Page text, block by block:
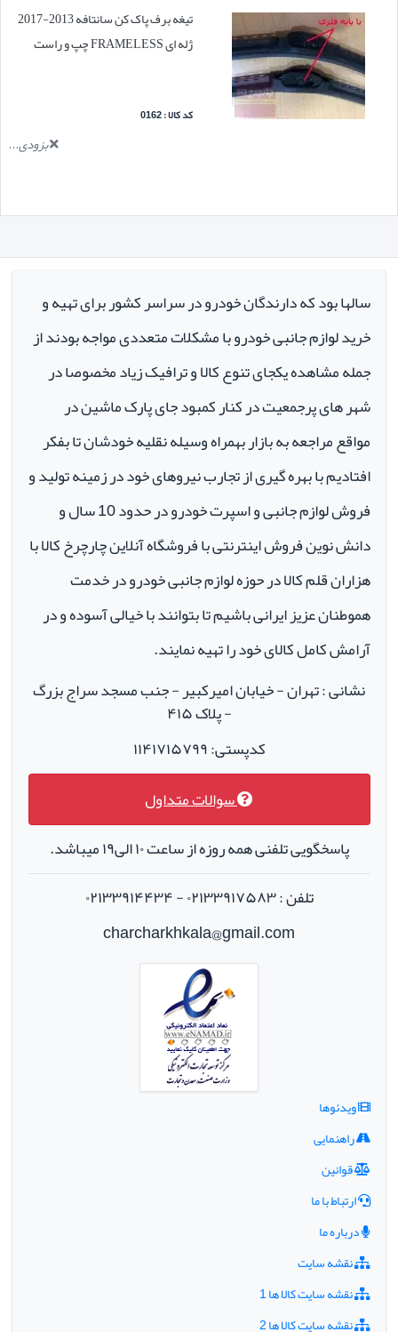
تیغه برف پاک کن سانتافه 2013-2017
ژله ای FRAMELESS چپ و راست
کد کالا : 0162
بزودی...
سالها بود که دارندگان خودرو در سراسر کشور برای تهیه و
خرید لوازم جانبی خودرو با مشکلات متعددی مواجه بودند از
جمله مشاهده یکجای تنوع کالا و ترافیک زیاد مخصوصا در
شهر های پرجمعیت در کنار کمبود جای پارک ماشین در
مواقع مراجعه به بازار بهمراه وسیله نقلیه خودشان تا بفکر
افتادیم با بهره گیری از تجارب نیروهای خود در زمینه تولید و
فروش لوازم جانبی و اسپرت خودرو در حدود 10 سال و
دانش نوین فروش اینترنتی با فروشگاه آنلاین چارچرخ کالا با
هزاران قلم کالا در حوزه لوازم جانبی خودرو در خدمت
هموطنان عزیز ایرانی باشیم تا بتوانند با خیالی آسوده و در
آرامش کامل کالای خود را تهیه نمایند.
نشانی : تهران - خیابان امیرکبیر - جنب مسجد سراج بزرگ
- پلاک ۴۱۵
کدپستی: ۱۱۴۱۷۱۵۷۹۹
سوالات متداول
پاسخگویی تلفنی همه روزه از ساعت ۱۰ الی۱۹ میباشد.
تلفن : ۰۲۱۳۳۹۱۷۵۸۳ - ۰۲۱۳۳۹۱۴۴۳۴
charcharkhkala@gmail.com
ویدئوها
راهنمایی
قوانین
ارتباط با ما
درباره ما
نقشه سایت
نقشه سایت کالا ها 1
نقشه سایت کالا ها 2